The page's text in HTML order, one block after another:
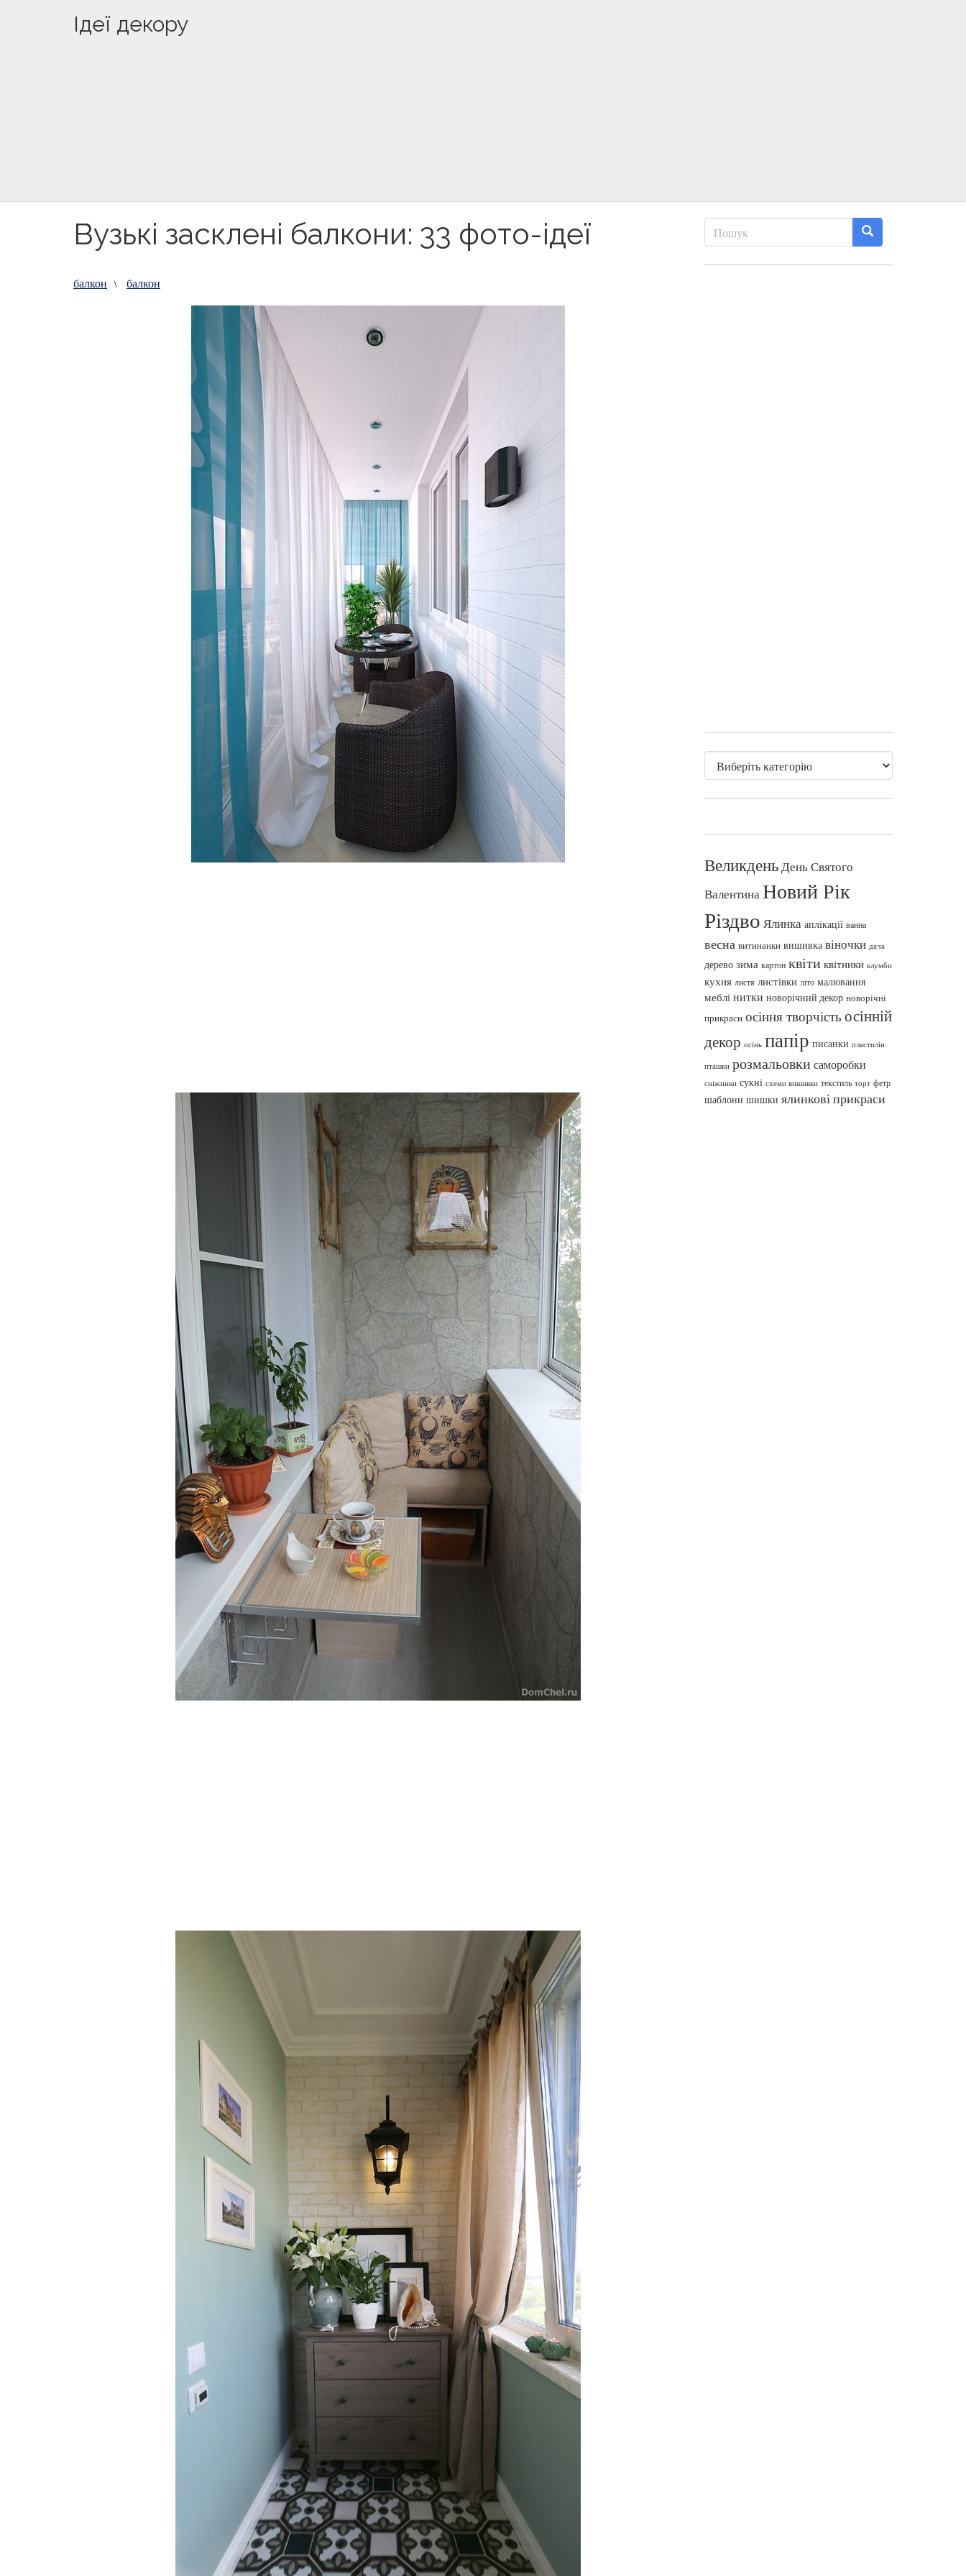
Ідеї декору
Вузькі засклені балкони: 33 фото-ідеї
балкон \ балкон
ВеликденьДень Святого
ВалентинаНовий Рік
Різдво Ялинка аплікації ванна
весна витинанки вишивка віночки дача
дерево зима картон квіти квітники клумби
кухня листя листівки літо малювання
меблі нитки новорічний декор новорічні
прикраси осіння творчість осінній
декор осінь папір писанки пластилін
пташки розмальовки саморобки
сніжинки сукні схеми вишивки текстиль торт фетр
шаблони шишки ялинкові прикраси